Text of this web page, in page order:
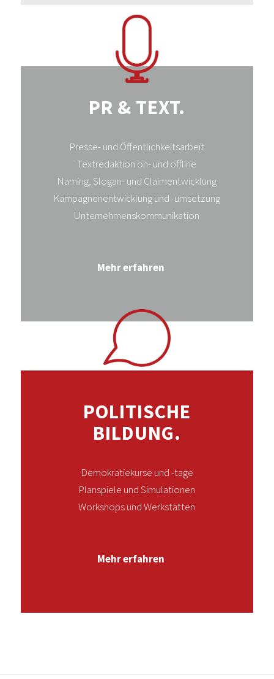
PR & TEXT.
Presse- und Öffentlichkeitsarbeit
Textredaktion on- und offline
Naming, Slogan- und Claimentwicklung
Kampagnenentwicklung und -umsetzung
Unternehmenskommunikation
Mehr erfahren
POLITISCHE
BILDUNG.
Demokratiekurse und -tage
Planspiele und Simulationen
Workshops und Werkstätten
Mehr erfahren